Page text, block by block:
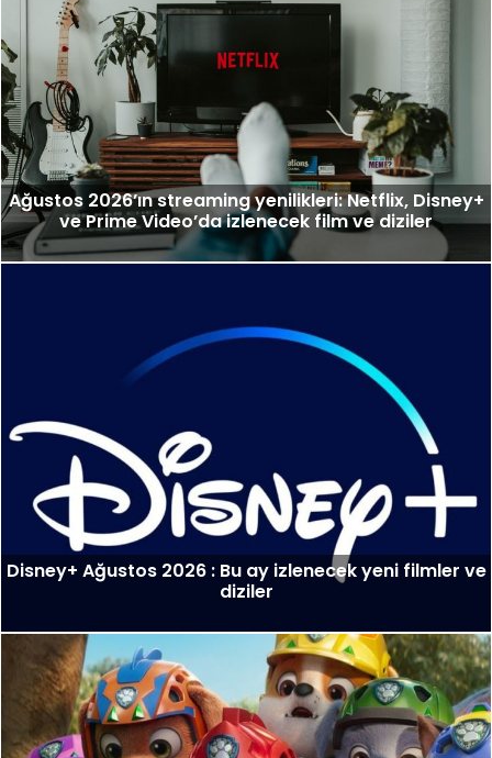
Ağustos 2026’ın streaming yenilikleri: Netflix, Disney+
ve Prime Video’da izlenecek film ve diziler
Disney+ Ağustos 2026 : Bu ay izlenecek yeni filmler ve
diziler